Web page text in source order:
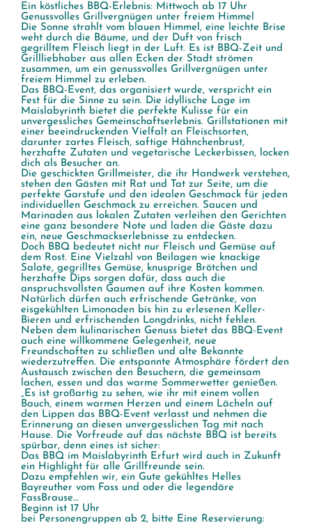
Ein köstliches BBQ-Erlebnis: Mittwoch ab 17 Uhr
Genussvolles Grillvergnügen unter freiem Himmel
Die Sonne strahlt vom blauen Himmel, eine leichte Brise
weht durch die Bäume, und der Duft von frisch
gegrilltem Fleisch liegt in der Luft. Es ist BBQ-Zeit und
Grillliebhaber aus allen Ecken der Stadt strömen
zusammen, um ein genussvolles Grillvergnügen unter
freiem Himmel zu erleben.
Das BBQ-Event, das organisiert wurde, verspricht ein
Fest für die Sinne zu sein. Die idyllische Lage im
Maislabyrinth bietet die perfekte Kulisse für ein
unvergessliches Gemeinschaftserlebnis. Grillstationen mit
einer beeindruckenden Vielfalt an Fleischsorten,
darunter zartes Fleisch, saftige Hähnchenbrust,
herzhafte Zutaten und vegetarische Leckerbissen, locken
dich als Besucher an.
Die geschickten Grillmeister, die ihr Handwerk verstehen,
stehen den Gästen mit Rat und Tat zur Seite, um die
perfekte Garstufe und den idealen Geschmack für jeden
individuellen Geschmack zu erreichen. Saucen und
Marinaden aus lokalen Zutaten verleihen den Gerichten
eine ganz besondere Note und laden die Gäste dazu
ein, neue Geschmackserlebnisse zu entdecken.
Doch BBQ bedeutet nicht nur Fleisch und Gemüse auf
dem Rost. Eine Vielzahl von Beilagen wie knackige
Salate, gegrilltes Gemüse, knusprige Brötchen und
herzhafte Dips sorgen dafür, dass auch die
anspruchsvollsten Gaumen auf ihre Kosten kommen.
Natürlich dürfen auch erfrischende Getränke, von
eisgekühlten Limonaden bis hin zu erlesenen Keller-
Bieren und erfrischenden Longdrinks, nicht fehlen.
Neben dem kulinarischen Genuss bietet das BBQ-Event
auch eine willkommene Gelegenheit, neue
Freundschaften zu schließen und alte Bekannte
wiederzutreffen. Die entspannte Atmosphäre fördert den
Austausch zwischen den Besuchern, die gemeinsam
lachen, essen und das warme Sommerwetter genießen.
„Es ist großartig zu sehen, wie ihr mit einem vollen
Bauch, einem warmen Herzen und einem Lächeln auf
den Lippen das BBQ-Event verlasst und nehmen die
Erinnerung an diesen unvergesslichen Tag mit nach
Hause. Die Vorfreude auf das nächste BBQ ist bereits
spürbar, denn eines ist sicher:
Das BBQ im Maislabyrinth Erfurt wird auch in Zukunft
ein Highlight für alle Grillfreunde sein.
Dazu empfehlen wir, ein Gute gekühltes Helles
Bayreuther vom Fass und oder die legendäre
FassBrause…
Beginn ist 17 Uhr
bei Personengruppen ab 2, bitte Eine Reservierung: